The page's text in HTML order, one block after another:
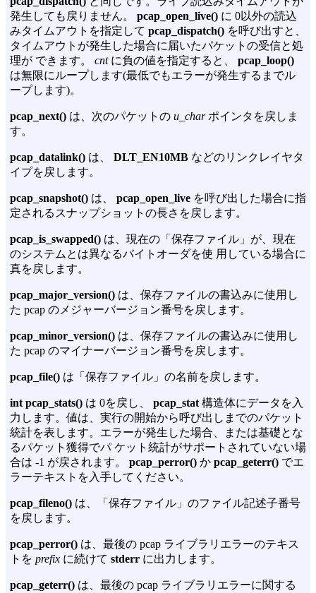
発生しても戻りません。 pcap_open_live() に 0以外の読込
みタイムアウトを指定して pcap_dispatch() を呼び出すと、
タイムアウトが発生した場合に届いたパケットの受信と処
理が できます。 cntに負の値を指定すると、 pcap_loop()
は無限にループします(最低でもエラーが発生するまでル
ープします)。
pcap_next() は、次のパケットの u_charポインタを戻しま
す。
pcap_datalink() は、 DLT_EN10MB などのリンクレイヤタ
イプを戻します。
pcap_snapshot() は、 pcap_open_live を呼び出した場合に指
定されるスナップショットの長さを戻します。
pcap_is_swapped() は、現在の「保存ファイル」が、現在
のシステムとは異なるバイトオーダを使 用している場合に
真を戻します。
pcap_major_version() は、保存ファイルの書込みに使用し
た pcap のメジャーバージョン番号を戻します。
pcap_minor_version() は、保存ファイルの書込みに使用し
た pcap のマイナーバージョン番号を戻します。
pcap_file() は「保存ファイル」の名前を戻します。
int pcap_stats() は 0を戻し、 pcap_stat 構造体にデータを入
力します。値は、実行の開始から呼び出しまでのパケット
統計を表します。エラーが発生した場合、または基礎とな
るパケット獲得でパ ケット統計がサポートされていない場
合は -1 が戻されます。 pcap_perror() か pcap_geterr() でエ
ラーテキストを入手してください。
pcap_fileno() は、「保存ファイル」のファイル記述子番号
を戻します。
pcap_perror() は、最後の pcap ライブラリエラーのテキス
トを prefix に続けて stderr に出力します。
pcap_geterr() は、最後の pcap ライブラリエラーに関する